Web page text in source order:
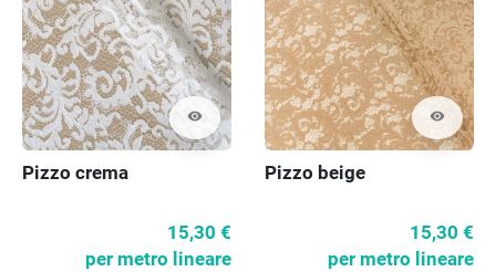
visibility
Pizzo crema
15,30 €
per metro lineare
visibility
Pizzo beige
15,30 €
per metro lineare